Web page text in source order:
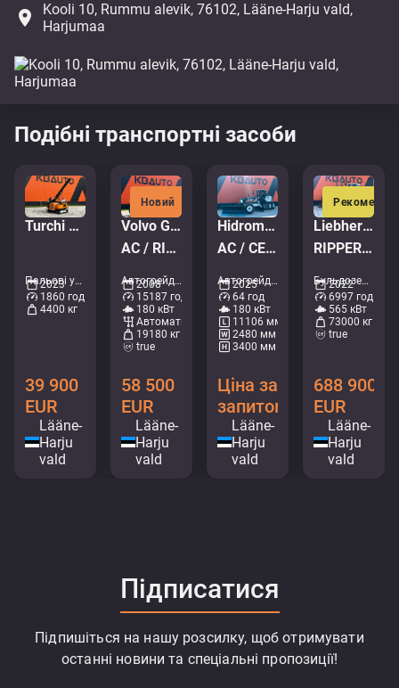
place
Kooli 10, Rummu alevik, 76102, Lääne-Harju vald,
Harjumaa
Подібні транспортні засоби
Turchi 300 F
Пальові установки • M966-2594
2023
1860 год
4400 кг
39 900
EUR
Lääne-
Harju
vald
Новий
Volvo G960
AC / RIPPER / CE !
Автогрейдери • M752-5294
2008
15187 год
180 кВт
Автоматичний
19180 кг
true
58 500
EUR
Lääne-
Harju
vald
Hidromek HMK 600 MG
AC / CENTRAL LUBRICATION
Автогрейдери • M102-8108
2025
64 год
180 кВт
11106 мм
2480 мм
3400 мм
Ціна за
запитом
Lääne-
Harju
vald
Liebherr PR 776 G6.0
RIPPER / Service history available / Imported from Iceland
Бульдозери - Гусеничні бульдозери • M961-0619
2022
6997 год
565 кВт
73000 кг
true
688 900
EUR
Lääne-
Harju
vald
Підписатися
Підпишіться на нашу розсилку, щоб отримувати
останні новини та спеціальні пропозиції!